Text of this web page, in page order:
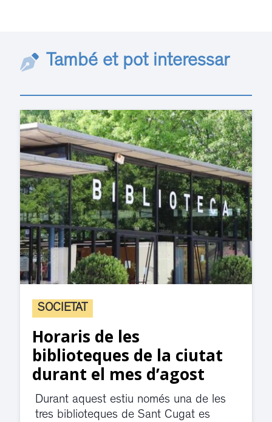
També et pot interessar
SOCIETAT
Horaris de les
biblioteques de la ciutat
durant el mes d’agost
Durant aquest estiu només una de les
tres biblioteques de Sant Cugat es